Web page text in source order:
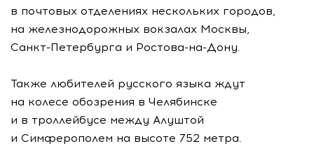
в почтовых отделениях нескольких городов,
на железнодорожных вокзалах Москвы,
Санкт-Петербурга и Ростова-на-Дону.
Также любителей русского языка ждут
на колесе обозрения в Челябинске
и в троллейбусе между Алуштой
и Симферополем на высоте 752 метра.